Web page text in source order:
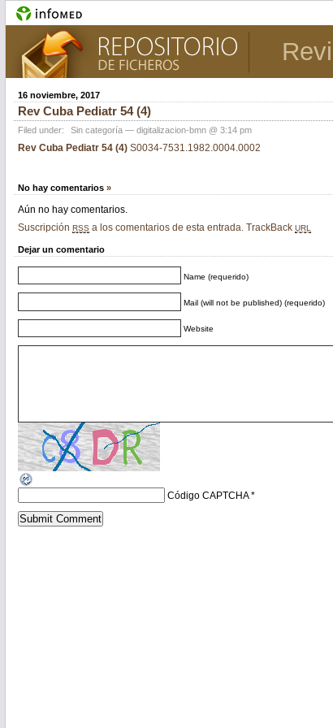
16 noviembre, 2017
Rev Cuba Pediatr 54 (4)
Filed under: Sin categoría — digitalizacion-bmn @ 3:14 pm
Rev Cuba Pediatr 54 (4) S0034-7531.1982.0004.0002
No hay comentarios»
Aún no hay comentarios.
SuscripciónRSS a los comentarios de esta entrada. TrackBackURL
Dejar un comentario
Name (requerido)
Mail (will not be published) (requerido)
Website
Código CAPTCHA*